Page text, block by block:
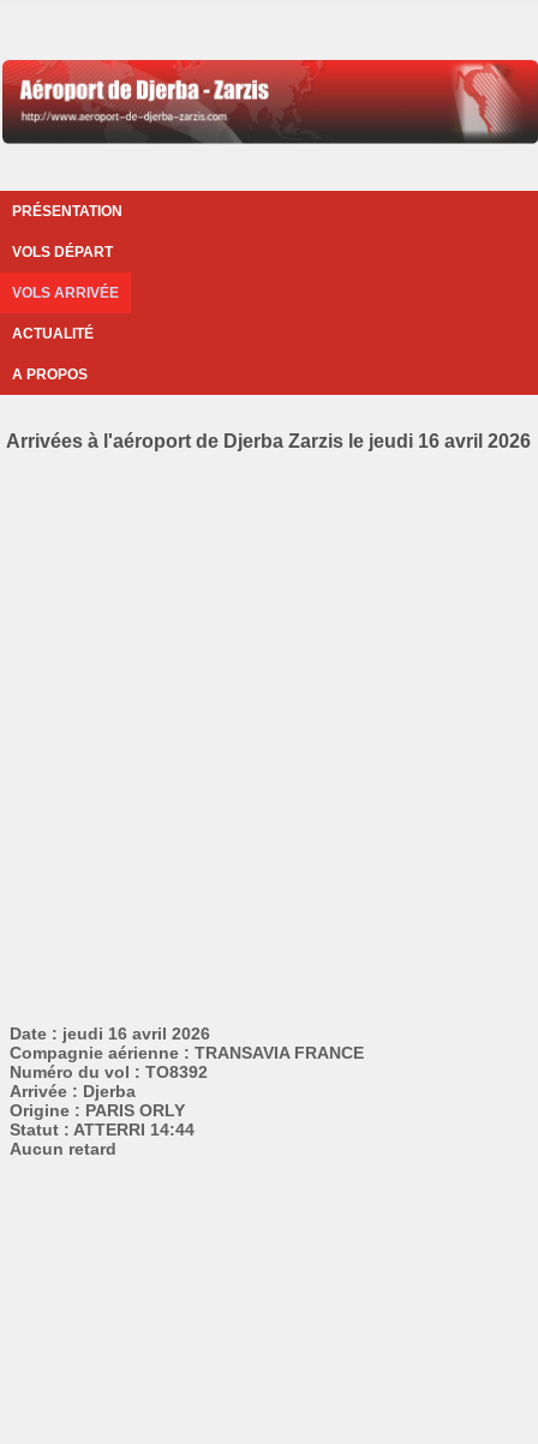
PRÉSENTATION
VOLS DÉPART
VOLS ARRIVÉE
ACTUALITÉ
A PROPOS
Arrivées à l'aéroport de Djerba Zarzis le jeudi 16 avril 2026
Date : jeudi 16 avril 2026
Compagnie aérienne : TRANSAVIA FRANCE
Numéro du vol : TO8392
Arrivée : Djerba
Origine : PARIS ORLY
Statut : ATTERRI 14:44
Aucun retard